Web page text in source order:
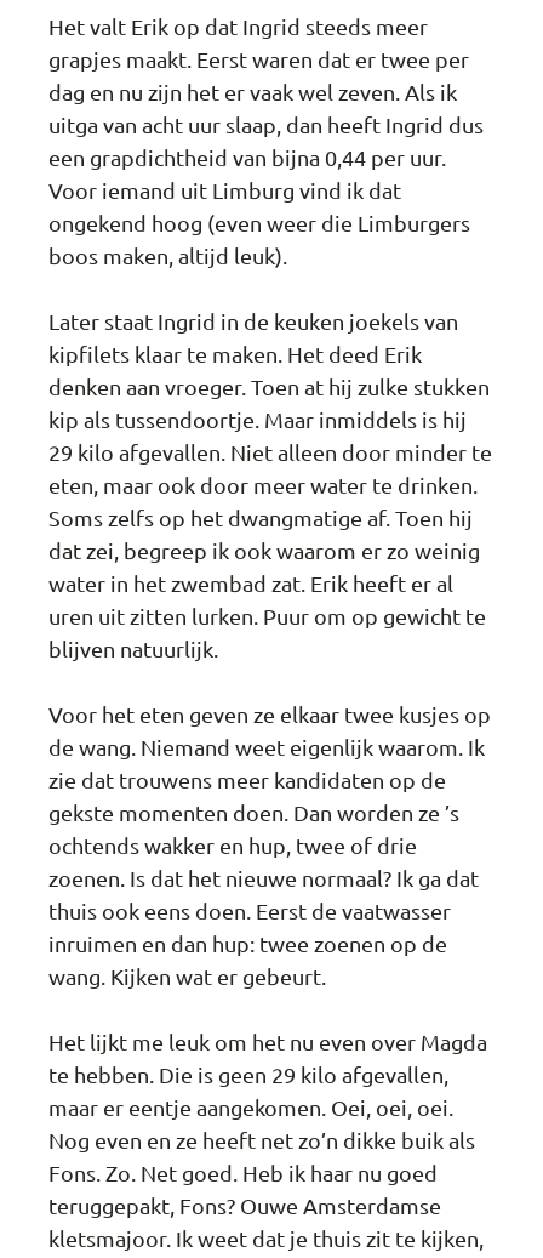
Het valt Erik op dat Ingrid steeds meer
grapjes maakt. Eerst waren dat er twee per
dag en nu zijn het er vaak wel zeven. Als ik
uitga van acht uur slaap, dan heeft Ingrid dus
een grapdichtheid van bijna 0,44 per uur.
Voor iemand uit Limburg vind ik dat
ongekend hoog (even weer die Limburgers
boos maken, altijd leuk).
Later staat Ingrid in de keuken joekels van
kipfilets klaar te maken. Het deed Erik
denken aan vroeger. Toen at hij zulke stukken
kip als tussendoortje. Maar inmiddels is hij
29 kilo afgevallen. Niet alleen door minder te
eten, maar ook door meer water te drinken.
Soms zelfs op het dwangmatige af. Toen hij
dat zei, begreep ik ook waarom er zo weinig
water in het zwembad zat. Erik heeft er al
uren uit zitten lurken. Puur om op gewicht te
blijven natuurlijk.
Voor het eten geven ze elkaar twee kusjes op
de wang. Niemand weet eigenlijk waarom. Ik
zie dat trouwens meer kandidaten op de
gekste momenten doen. Dan worden ze ’s
ochtends wakker en hup, twee of drie
zoenen. Is dat het nieuwe normaal? Ik ga dat
thuis ook eens doen. Eerst de vaatwasser
inruimen en dan hup: twee zoenen op de
wang. Kijken wat er gebeurt.
Het lijkt me leuk om het nu even over Magda
te hebben. Die is geen 29 kilo afgevallen,
maar er eentje aangekomen. Oei, oei, oei.
Nog even en ze heeft net zo’n dikke buik als
Fons. Zo. Net goed. Heb ik haar nu goed
teruggepakt, Fons? Ouwe Amsterdamse
kletsmajoor. Ik weet dat je thuis zit te kijken,